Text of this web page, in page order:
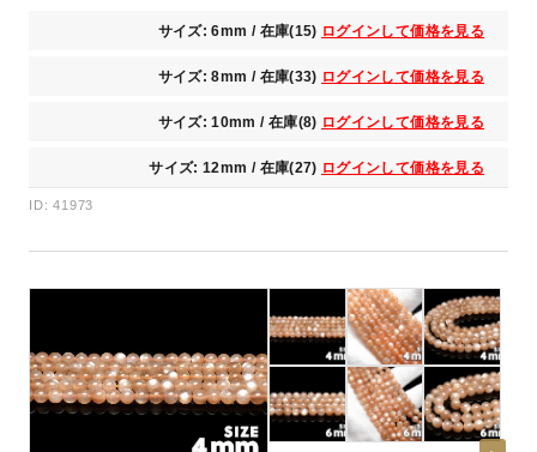
サイズ: 6mm / 在庫(15) ログインして価格を見る
サイズ: 8mm / 在庫(33) ログインして価格を見る
サイズ: 10mm / 在庫(8) ログインして価格を見る
サイズ: 12mm / 在庫(27) ログインして価格を見る
ID: 41973